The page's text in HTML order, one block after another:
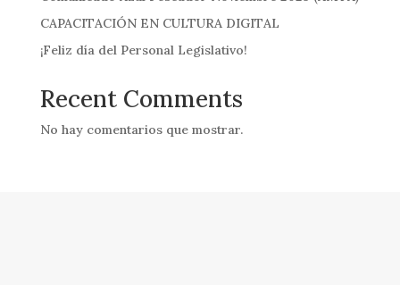
CAPACITACIÓN EN CULTURA DIGITAL
¡Feliz día del Personal Legislativo!
Recent Comments
No hay comentarios que mostrar.